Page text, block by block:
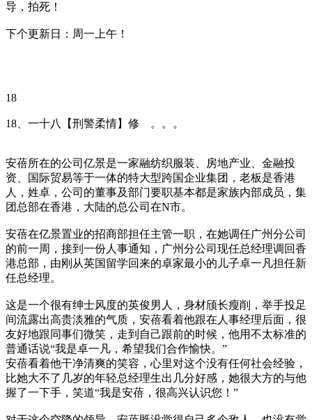
导，拍死！
下个更新日：周一上午！
18
18、一十八【刑警柔情】修 。。。
安蓓所在的公司亿景是一家融纺织服装、房地产业、金融投
资、国际贸易等于一体的特大型跨国企业集团，老板是香港
人，姓卓，公司的董事及部门要职基本都是家族内部成员，集
团总部在香港，大陆的总公司在N市。
安蓓在亿景置业的招商部担任主管一职，在她调任广州分公司
的前一周，接到一份人事通知，广州分公司现任总经理调回香
港总部，由刚从英国留学回来的卓家最小的儿子卓一凡担任新
任总经理。
这是一个很有绅士风度的英俊男人，身材颀长瘦削，举手投足
间流露出高贵淡雅的气质，安蓓看着他跟在人事经理后面，很
友好地跟同事们微笑，走到自己跟前的时候，他用不太标准的
普通话说“我是卓一凡，希望我们合作愉快。”
安蓓看着他干净清爽的笑容，心里对这个没有任何社会经验，
比她大不了几岁的年轻总经理生出几分好感，她很大方的与他
握了一下手，笑道“我是安蓓，很高兴认识您！”